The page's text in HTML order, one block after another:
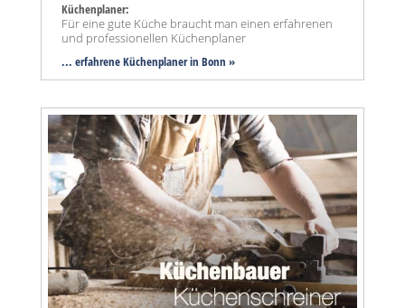
Küchenplaner:
Für eine gute Küche braucht man einen erfahrenen
und professionellen Küchenplaner
... erfahrene Küchenplaner in Bonn »